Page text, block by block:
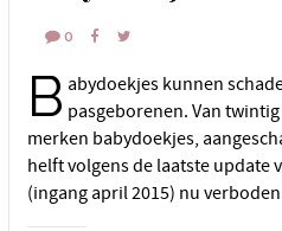
0
B abydoekjes kunnen
pasgeborenen. Van
merken babydoekjes,
helft volgens de laatste update
(ingang april 2015) nu